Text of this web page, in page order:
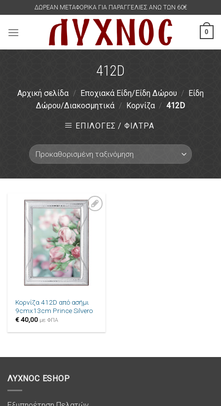
content
ΔΩΡΕΑΝ ΜΕΤΑΦΟΡΙΚΑ ΓΙΑ ΠΑΡΑΓΓΕΛΙΕΣ ΑΝΩ ΤΩΝ 60€
0
412D
Αρχική σελίδα / Εποχιακά Είδη/Είδη Δώρου /
Είδη
Δώρου/Διακοσμητικά / Κορνίζα / 412D
ΕΠΙΛΟΓΕΣ / ΦΙΛΤΡΑ
Πρόσθήκη
στην λίστα
επιθυμιών
Κορνίζα 412D από ασήμι
9cmx13cm Prince Silvero
€40,00 με ΦΠΑ
ΛΥΧΝΟC ESHOP